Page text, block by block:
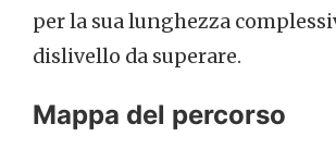
per la sua lunghezza
dislivello da superare.
Mappa del percorso